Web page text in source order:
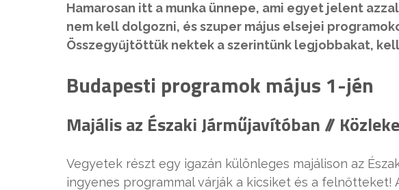
Hamarosan itt a munka ünnepe, ami egyet jelent
nem kell dolgozni, és szuper május elsejei
Összegyűjtöttük nektek a szerintünk legjobbakat,
Budapesti programok május 1-jén
Majális az Északi Járműjavítóban //
Vegyetek részt egy igazán különleges majálison az
ingyenes programmal várják a kicsiket és a felnőtteket!